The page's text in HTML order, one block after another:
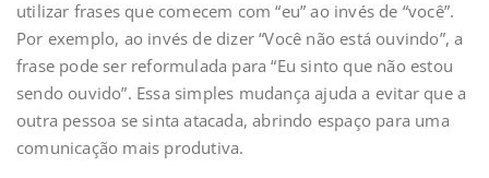
utilizar frases que comecem com “eu” ao invés de “você”.
Por exemplo, ao invés de dizer “Você não está ouvindo”, a
frase pode ser reformulada para “Eu sinto que não estou
sendo ouvido”. Essa simples mudança ajuda a evitar que a
outra pessoa se sinta atacada, abrindo espaço para uma
comunicação mais produtiva.